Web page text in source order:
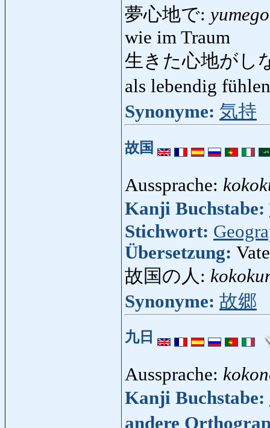
夢心地で:
wie im Traum
生きた心地がし
als lebendig
Synonyme: 気持
故国
Aussprache:
Kanji Buchstabe:
Stichwort:
Übersetzung:
故国の人:
Synonyme: 故郷
九日
Aussprache:
Kanji Buchstabe:
andere